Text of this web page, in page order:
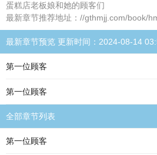
蛋糕店老板娘和她的顾客们
最新章节推荐地址：//gthmjj.com/book/
最新章节预览 更新时间：2024-08-14
第一位顾客
第一位顾客
全部章节列表
第一位顾客